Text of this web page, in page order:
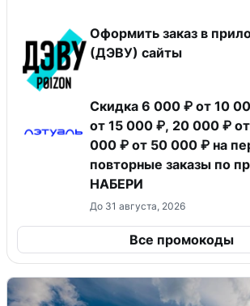
Оформить заказ в
(ДЭВУ) сайты
Скидка 6 000 ₽ от 10
от 15 000 ₽, 20 000 ₽
000 ₽ от 50 000 ₽ на
повторные заказы по
НАБЕРИ
До 31 августа, 2026
Все промокоды